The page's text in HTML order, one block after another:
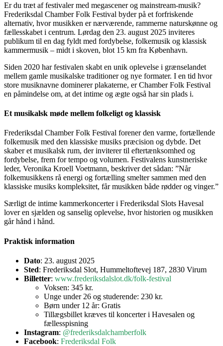
Er du træt af festivaler med megascener og mainstream-musik?
Frederiksdal Chamber Folk Festival byder på et forfriskende
alternativ, hvor musikken er nærværende, rammerne naturskønne og
fællesskabet i centrum. Lørdag den 23. august 2025 inviteres
publikum til en dag fyldt med fordybelse, folkemusik og klassisk
kammermusik – midt i skoven, blot 15 km fra København.
Siden 2020 har festivalen skabt en unik oplevelse i grænselandet
mellem gamle musikalske traditioner og nye formater. I en tid hvor
store musiknavne dominerer plakaterne, er Chamber Folk Festival
en påmindelse om, at det intime og ægte også har sin plads i.
Et musikalsk møde mellem folkeligt og klassisk
Frederiksdal Chamber Folk Festival forener den varme, fortællende
folkemusik med den klassiske musiks præcision og dybde. Det
skaber et musikalsk rum, der inviterer til eftertænksomhed og
fordybelse, frem for tempo og volumen. Festivalens kunstneriske
leder, Veronika Kroell Voetmann, beskriver det sådan: ”Når
folkemusikkens rå energi og fortælling smelter sammen med den
klassiske musiks kompleksitet, får musikken både rødder og vinger.”
Særligt de intime kammerkoncerter i Frederiksdal Slots Havesal
lover en sjælden og sanselig oplevelse, hvor historien og musikken
går hånd i hånd.
Praktisk information
Dato: 23. august 2025
Sted: Frederiksdal Slot, Hummeltoftevej 187, 2830 Virum
Billetter: www.frederiksdalslot.dk/folk-festival
Voksen: 345 kr.
Unge under 26 og studerende: 230 kr.
Børn under 12 år: Gratis
Tillægsbillet kræves til koncerter i Havesalen og
fællesspisning
Instagram: @frederiksdalchamberfolk
Facebook: Frederiksdal Folk